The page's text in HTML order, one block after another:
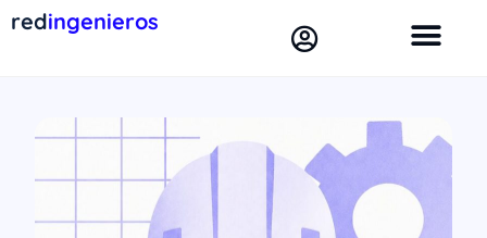
redingenieros